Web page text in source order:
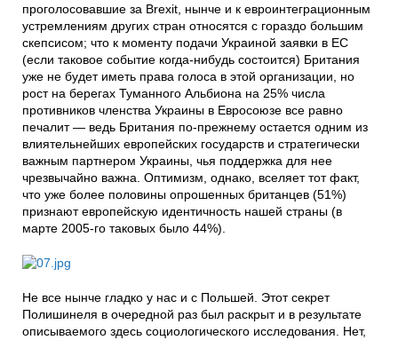
проголосовавшие за Brexit, нынче и к евроинтеграционным
устремлениям других стран относятся с гораздо большим
скепсисом; что к моменту подачи Украиной заявки в ЕС
(если таковое событие когда-нибудь состоится) Британия
уже не будет иметь права голоса в этой организации, но
рост на берегах Туманного Альбиона на 25% числа
противников членства Украины в Евросоюзе все равно
печалит — ведь Британия по-прежнему остается одним из
влиятельнейших европейских государств и стратегически
важным партнером Украины, чья поддержка для нее
чрезвычайно важна. Оптимизм, однако, вселяет тот факт,
что уже более половины опрошенных британцев (51%)
признают европейскую идентичность нашей страны (в
марте 2005-го таковых было 44%).
Не все нынче гладко у нас и с Польшей. Этот секрет
Полишинеля в очередной раз был раскрыт и в результате
описываемого здесь социологического исследования. Нет,